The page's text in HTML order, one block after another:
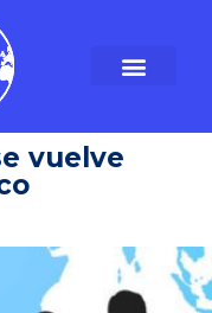
vuelve